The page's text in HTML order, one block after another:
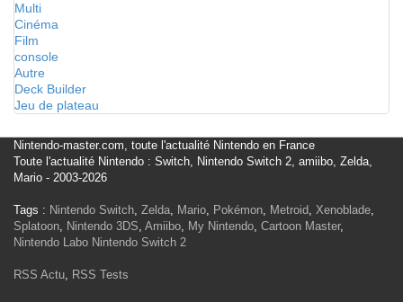
Multi
Cinéma
Film
console
Autre
Deck Builder
Jeu de plateau
Nintendo-master.com, toute l'actualité Nintendo en France
Toute l'actualité Nintendo : Switch, Nintendo Switch 2, amiibo, Zelda,
Mario - 2003-2026
Tags : Nintendo Switch, Zelda, Mario, Pokémon, Metroid, Xenoblade,
Splatoon, Nintendo 3DS, Amiibo, My Nintendo, Cartoon Master,
Nintendo Labo Nintendo Switch 2
RSS Actu, RSS Tests